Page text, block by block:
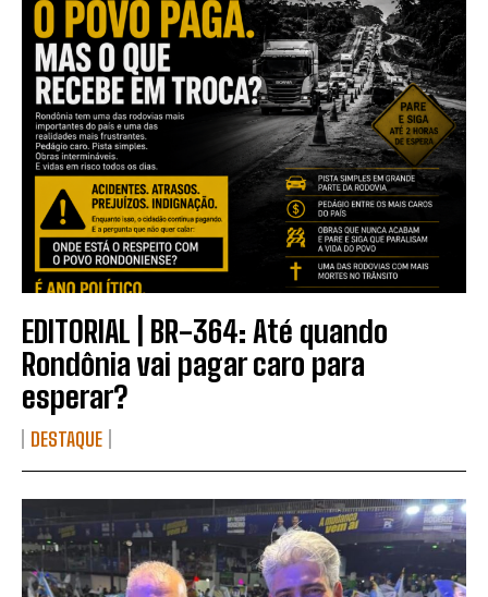
EDITORIAL | BR-364: Até quando
Rondônia vai pagar caro para
esperar?
DESTAQUE